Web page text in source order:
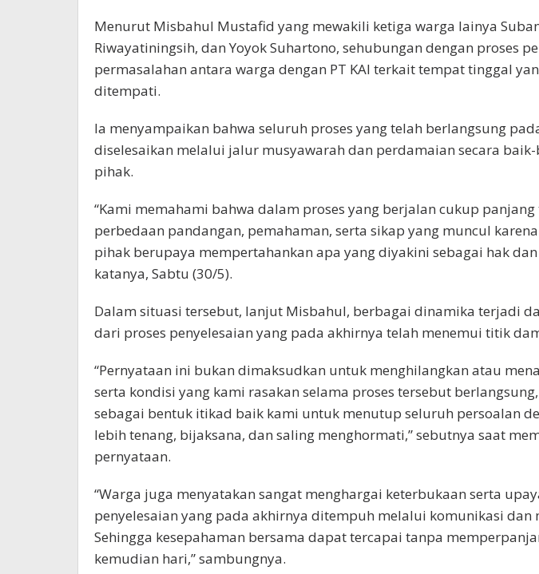
Menurut Misbahul Mustafid yang mewakili ketiga warga lainya
Riwayatiningsih, dan Yoyok Suhartono, sehubungan dengan proses
permasalahan antara warga dengan PT KAI terkait tempat tinggal
ditempati.
Ia menyampaikan bahwa seluruh proses yang telah berlangsung
diselesaikan melalui jalur musyawarah dan perdamaian secara
pihak.
“Kami memahami bahwa dalam proses yang berjalan cukup
perbedaan pandangan, pemahaman, serta sikap yang muncul
pihak berupaya mempertahankan apa yang diyakini sebagai hak
katanya, Sabtu (30/5).
Dalam situasi tersebut, lanjut Misbahul, berbagai dinamika terjadi
dari proses penyelesaian yang pada akhirnya telah menemui titik
“Pernyataan ini bukan dimaksudkan untuk menghilangkan atau
serta kondisi yang kami rasakan selama proses tersebut
sebagai bentuk itikad baik kami untuk menutup seluruh persoalan
lebih tenang, bijaksana, dan saling menghormati,” sebutnya saat
pernyataan.
“Warga juga menyatakan sangat menghargai keterbukaan serta
penyelesaian yang pada akhirnya ditempuh melalui komunikasi dan
Sehingga kesepahaman bersama dapat tercapai tanpa
kemudian hari,” sambungnya.